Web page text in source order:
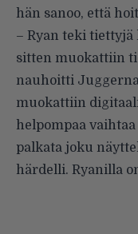
hän sanoo, että
– Ryan teki
sitten muokattiin
nauhoitti
muokattiin
helpompaa
palkata joku
härdelli. Ryanilla